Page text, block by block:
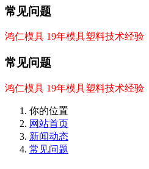
常见问题
鸿仁模具 19年模具塑料技术经验
常见问题
鸿仁模具 19年模具塑料技术经验
你的位置
网站首页
新闻动态
常见问题